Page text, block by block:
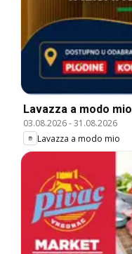
Lavazza a modo mio
03.08.2026-31.08.2026
Lavazza a modo mio